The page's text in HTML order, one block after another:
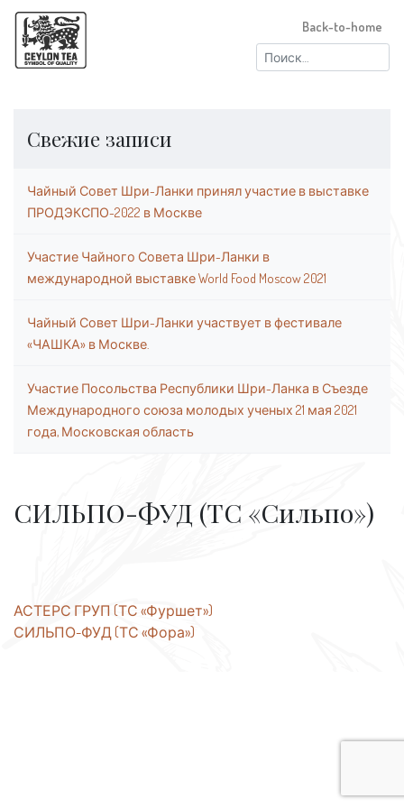
Найти:
Back-to-home
Свежие записи
Чайный Совет Шри-Ланки принял участие в выставке
ПРОДЭКСПО-2022 в Москве
Участие Чайного Совета Шри-Ланки в
международной выставке World Food Moscow 2021
Чайный Совет Шри-Ланки участвует в фестивале
«ЧАШКА» в Москве.
Участие Посольства Республики Шри-Ланка в Съезде
Международного союза молодых ученых 21 мая 2021
года, Московская область
СИЛЬПО-ФУД (ТС «Сильпо»)
Навигация
по
АСТЕРС ГРУП (ТС «Фуршет»)
СИЛЬПО-ФУД (ТС «Фора»)